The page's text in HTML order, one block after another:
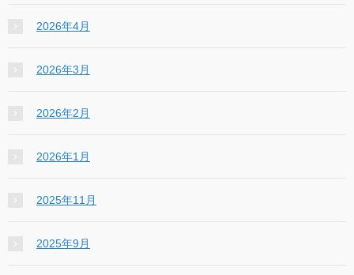
2026年4月
2026年3月
2026年2月
2026年1月
2025年11月
2025年9月